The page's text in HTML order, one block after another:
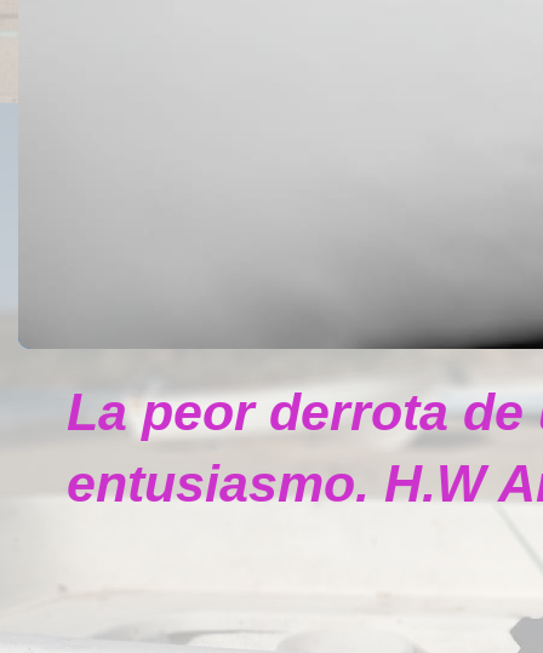
La peor derrota
entusiasmo. H.W